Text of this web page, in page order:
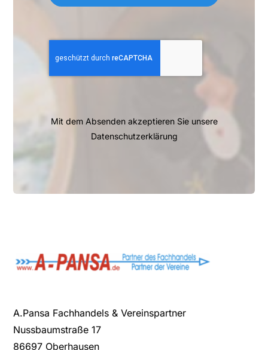
Mit dem Absenden akzeptieren Sie unsere
Datenschutzerklärung
A.Pansa Fachhandels & Vereinspartner
Nussbaumstraße 17
86697 Oberhausen